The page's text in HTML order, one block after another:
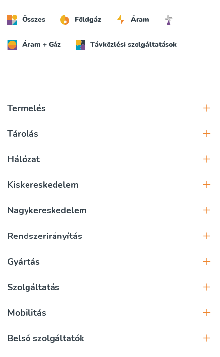
Összes Földgáz Áram
Áram + Gáz Távközlési szolgáltatások
Termelés
Tárolás
Hálózat
Kiskereskedelem
Nagykereskedelem
Rendszerirányítás
Gyártás
Szolgáltatás
Mobilitás
Belső szolgáltatók